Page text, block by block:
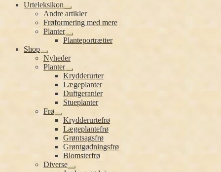
Urteleksikon
Udfold
undermenu
Andre artikler
Frøformering med mere
Planter
Udfold
undermenu
Planteportrætter
Shop
Udfold
undermenu
Nyheder
Planter
Udfold
undermenu
Krydderurter
Lægeplanter
Duftgeranier
Stueplanter
Frø
Udfold
undermenu
Krydderurtefrø
Lægeplantefrø
Grøntsagsfrø
Grøntgødningsfrø
Blomsterfrø
Diverse
Udfold